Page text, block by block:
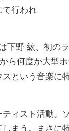
て行われ
野 紘、初の
ら何度か大型
という音楽に
ィスト活動。
まう。まさに